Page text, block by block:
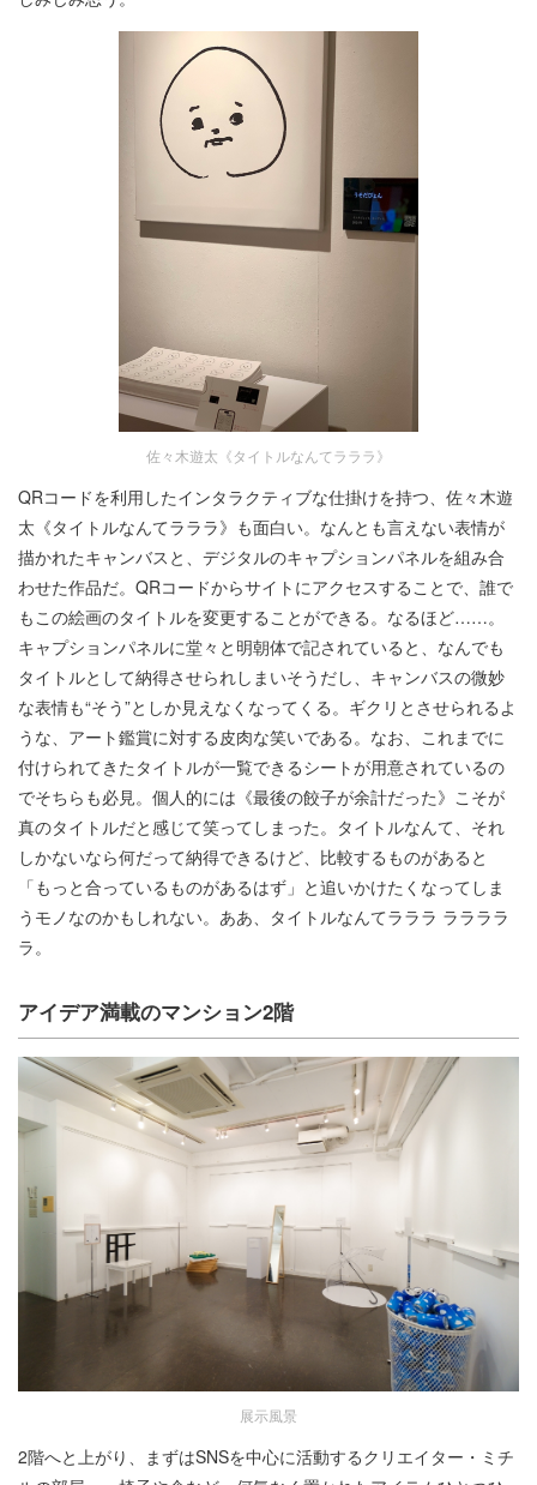
佐々木遊太《タイトルなんてラララ》
QRコードを利用したインタラクティブな仕掛けを持つ、佐々木遊
太《タイトルなんてラララ》も面白い。なんとも言えない表情が
描かれたキャンバスと、デジタルのキャプションパネルを組み合
わせた作品だ。QRコードからサイトにアクセスすることで、誰で
もこの絵画のタイトルを変更することができる。なるほど……。
キャプションパネルに堂々と明朝体で記されていると、なんでも
タイトルとして納得させられしまいそうだし、キャンバスの微妙
な表情も“そう”としか見えなくなってくる。ギクリとさせられるよ
うな、アート鑑賞に対する皮肉な笑いである。なお、これまでに
付けられてきたタイトルが一覧できるシートが用意されているの
でそちらも必見。個人的には《最後の餃子が余計だった》こそが
真のタイトルだと感じて笑ってしまった。タイトルなんて、それ
しかないなら何だって納得できるけど、比較するものがあると
「もっと合っているものがあるはず」と追いかけたくなってしま
うモノなのかもしれない。ああ、タイトルなんてラララ ララララ
ラ。
アイデア満載のマンション2階
展示風景
2階へと上がり、まずはSNSを中心に活動するクリエイター・ミチ